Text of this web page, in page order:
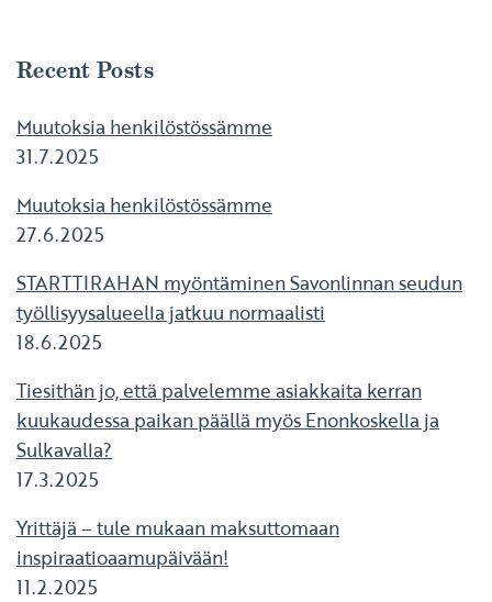
Recent Posts
Muutoksia henkilöstössämme
31.7.2025
Muutoksia henkilöstössämme
27.6.2025
STARTTIRAHAN myöntäminen Savonlinnan seudun
työllisyysalueella jatkuu normaalisti
18.6.2025
Tiesithän jo, että palvelemme asiakkaita kerran
kuukaudessa paikan päällä myös Enonkoskella ja
Sulkavalla?
17.3.2025
Yrittäjä – tule mukaan maksuttomaan
inspiraatioaamupäivään!
11.2.2025